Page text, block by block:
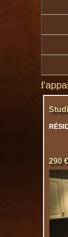
de
290